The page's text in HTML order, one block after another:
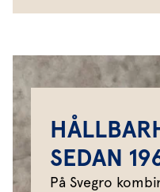
SEDAN
På Svegro